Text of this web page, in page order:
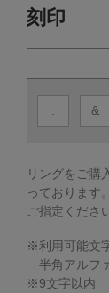
刻印
. &
リングをご購
っております。
ご指定くださ
※利用可能文
半角アルフ
※9文字以内